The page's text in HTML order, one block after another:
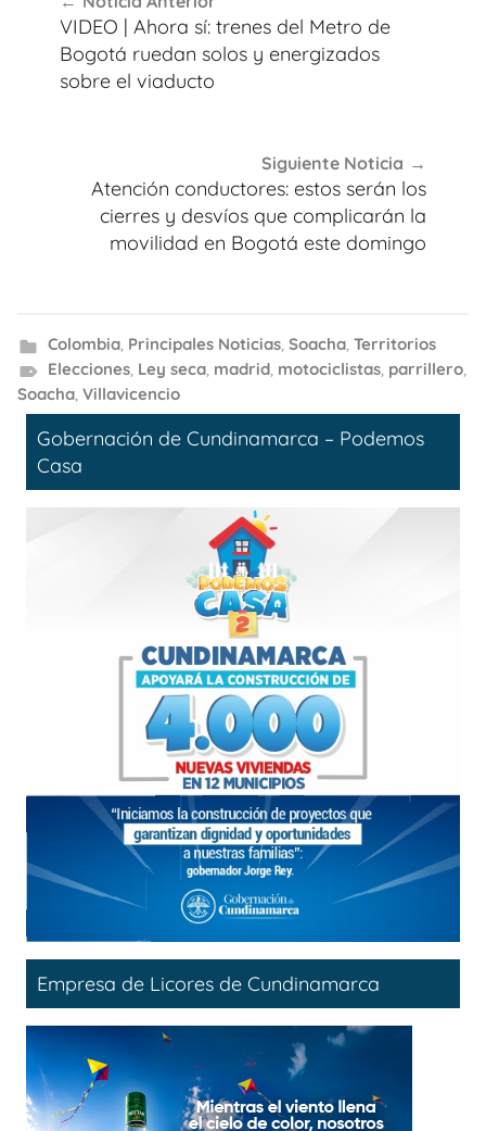
de
entradas
VIDEO | Ahora sí: trenes del Metro de
Bogotá ruedan solos y energizados
sobre el viaducto
Siguiente Noticia
Atención conductores: estos serán los
cierres y desvíos que complicarán la
movilidad en Bogotá este domingo
Colombia, Principales Noticias, Soacha, Territorios
Elecciones, Ley seca, madrid, motociclistas, parrillero,
Soacha Villavicencio
Gobernación de Cundinamarca – Podemos
Casa
Empresa de Licores de Cundinamarca